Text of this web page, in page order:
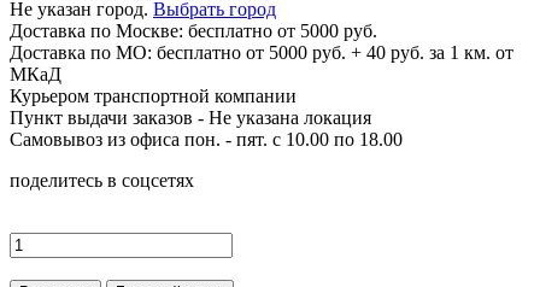
Не указан город. Выбрать город
Доставка по Москве: бесплатно от 5000 руб.
Доставка по МО: бесплатно от 5000 руб. + 40 руб. за 1 км. от
МКаД
Курьером транспортной компании
Пункт выдачи заказов - Не указана локация
Самовывоз из офиса пон. - пят. с 10.00 по 18.00
поделитесь в соцсетях